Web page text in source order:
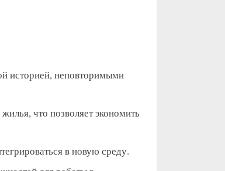
историей, неповторимыми
что позволяет экономить
в новую среду.